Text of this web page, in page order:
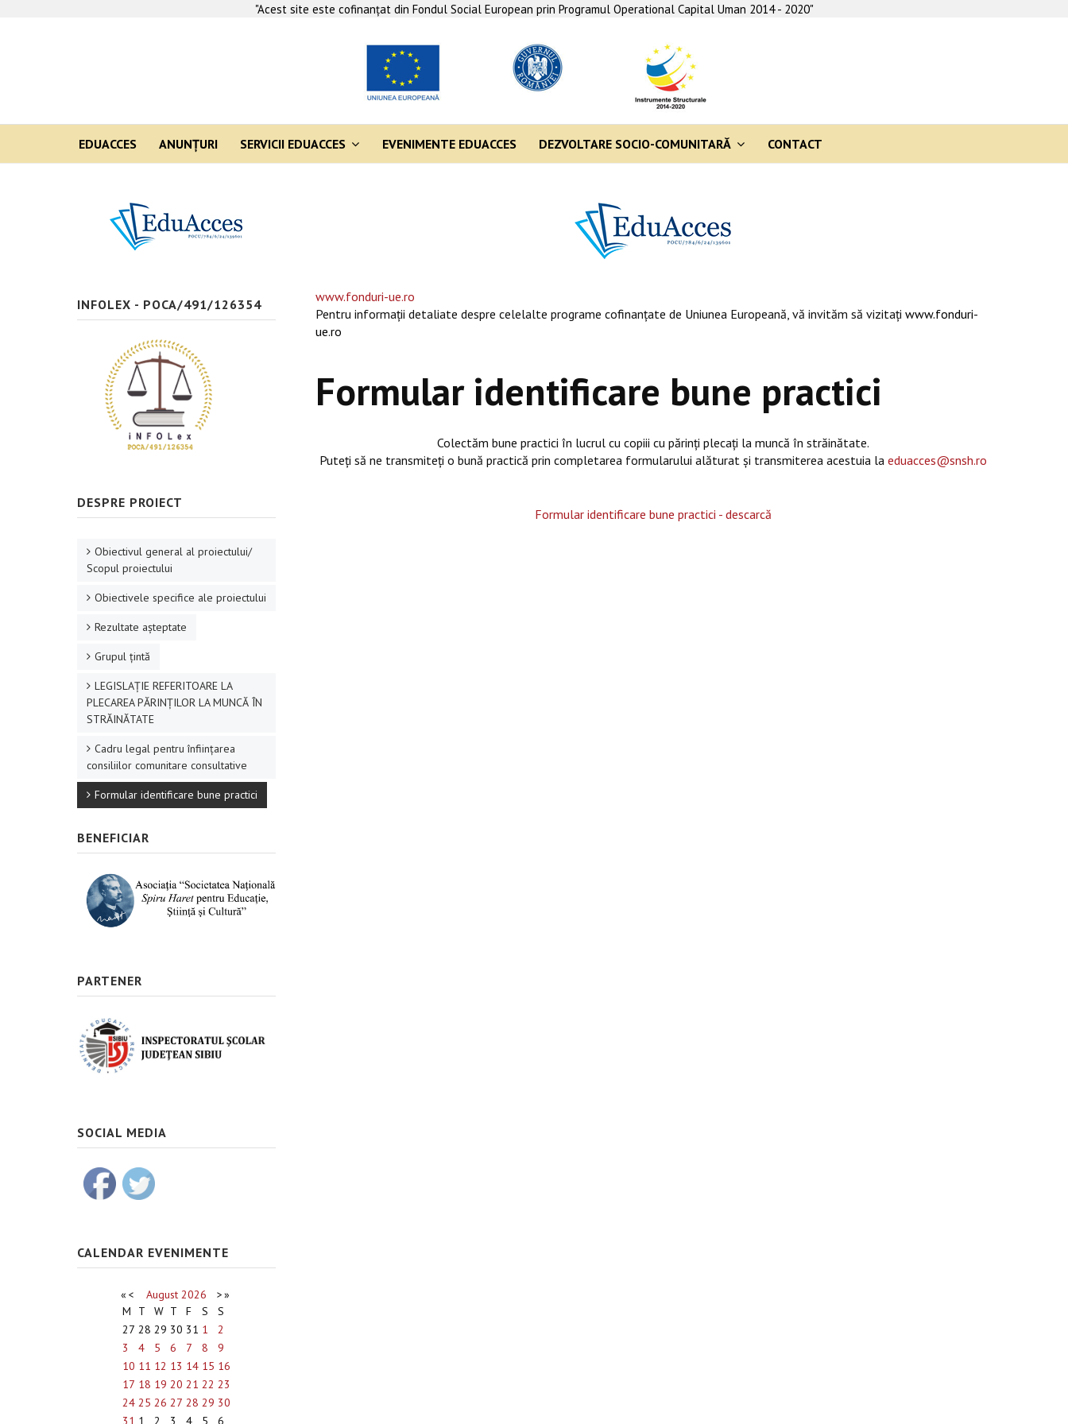
"Acest site este cofinanţat din Fondul Social European prin Programul Operational Capital Uman 2014 - 2020"
EDUACCES ANUNŢURI SERVICII EDUACCES EVENIMENTE EDUACCES DEZVOLTARE SOCIO-COMUNITARĂ CONTACT
www.fonduri-ue.ro
Pentru informaţii detaliate despre celelalte programe cofinanţate de Uniunea Europeană, vă invităm să vizitaţi www.fonduri-
ue.ro
Formular identificare bune practici
Colectăm bune practici în lucrul cu copiii cu părinți plecați la muncă în străinătate.
Puteți să ne transmiteți o bună practică prin completarea formularului alăturat și transmiterea acestuia la eduacces@snsh.ro
Formular identificare bune practici - descarcă
INFOLEX - POCA/491/126354
DESPRE PROIECT
Obiectivul general al proiectului/
Scopul proiectului
Obiectivele specifice ale proiectului
Rezultate aşteptate
Grupul ţintă
LEGISLAȚIE REFERITOARE LA
PLECAREA PĂRINȚILOR LA MUNCĂ ÎN
STRĂINĂTATE
Cadru legal pentru înființarea
consiliilor comunitare consultative
Formular identificare bune practici
BENEFICIAR
PARTENER
SOCIAL MEDIA
CALENDAR EVENIMENTE
« < August 2026 >»
M
T W T F S
S
27 28 29 30 31 1
2
3
4 5 6 7 8
9
10 11 12 13 14 15 16
17 18 19 20 21 22 23
24 25 26 27 28 29 30
31 1 2 3 4 5 6